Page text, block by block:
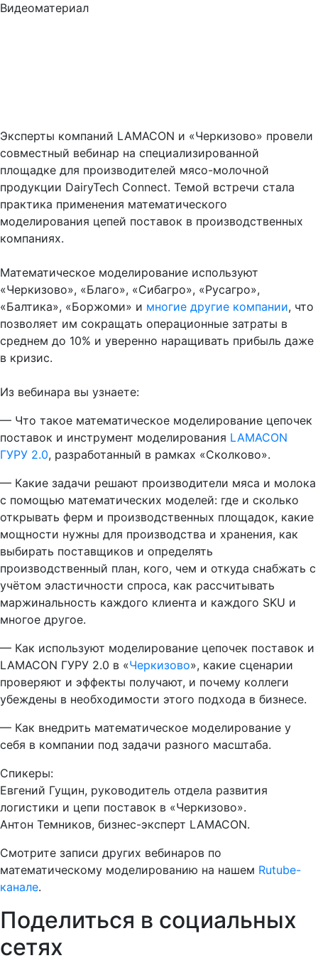
Видеоматериал
Эксперты компаний LAMACON и «Черкизово» провели
совместный вебинар на специализированной
площадке для производителей мясо-молочной
продукции DairyTech Connect. Темой встречи стала
практика применения математического
моделирования цепей поставок в производственных
компаниях.
Математическое моделирование используют
«Черкизово», «Благо», «Сибагро», «Русагро»,
«Балтика», «Боржоми» и многие другие компании, что
позволяет им сокращать операционные затраты в
среднем до 10% и уверенно наращивать прибыль даже
в кризис.
Из вебинара вы узнаете:
— Что такое математическое моделирование цепочек
поставок и инструмент моделирования LAMACON
ГУРУ 2.0, разработанный в рамках «Сколково».
— Какие задачи решают производители мяса и молока
с помощью математических моделей: где и сколько
открывать ферм и производственных площадок, какие
мощности нужны для производства и хранения, как
выбирать поставщиков и определять
производственный план, кого, чем и откуда снабжать с
учётом эластичности спроса, как рассчитывать
маржинальность каждого клиента и каждого SKU и
многое другое.
— Как используют моделирование цепочек поставок и
LAMACON ГУРУ 2.0 в «Черкизово», какие сценарии
проверяют и эффекты получают, и почему коллеги
убеждены в необходимости этого подхода в бизнесе.
— Как внедрить математическое моделирование у
себя в компании под задачи разного масштаба.
Спикеры:
Евгений Гущин, руководитель отдела развития
логистики и цепи поставок в «Черкизово».
Антон Темников, бизнес-эксперт LAMACON.
Смотрите записи других вебинаров по
математическому моделированию на нашем Rutube-
канале.
Поделиться в социальных
сетях